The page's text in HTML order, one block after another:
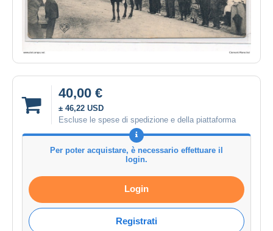
40,00 €
± 46,22 USD
Escluse le spese di spedizione e della piattaforma
Per poter acquistare, è necessario effettuare il
login.
Login
Registrati